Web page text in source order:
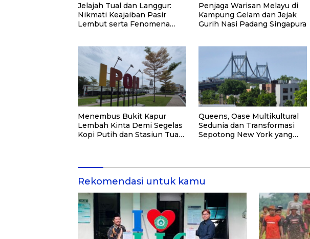
Jelajah Tual dan Langgur:
Nikmati Keajaiban Pasir
Lembut serta Fenomena
Penjaga Warisan Melayu di
Kampung Gelam dan Jejak
Gurih Nasi Padang Singapura
Menembus Bukit Kapur
Lembah Kinta Demi Segelas
Kopi Putih dan Stasiun Tua
Queens, Oase Multikultural
Sedunia dan Transformasi
Sepotong New York yang
Rekomendasi untuk kamu